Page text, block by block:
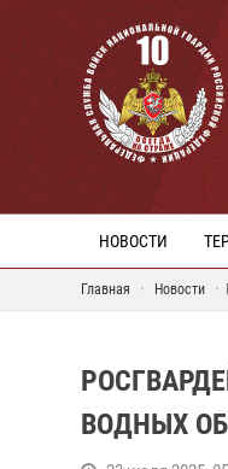
НОВОСТИ
Главная Новости
ВОДНЫХ